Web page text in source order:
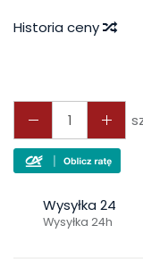
Historia ceny
Wysyłka 24
Wysyłka 24h